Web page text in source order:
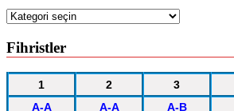
Kategoriler
Fihristler
1 2 3
A-A
A-A A-B